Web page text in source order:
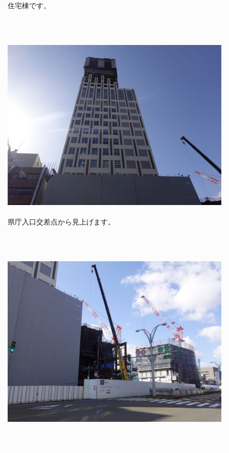
住宅棟です。
県庁入口交差点から見上げます。